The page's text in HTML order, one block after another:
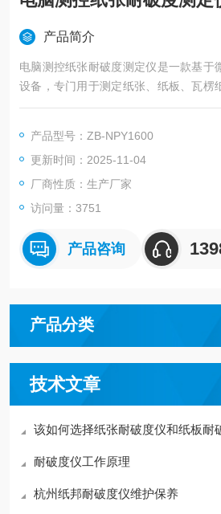
产品简介
电脑测控纸张耐破度测定仪是一款基于
设备，专门用于测定纸张、纸板、瓦楞
度，是造纸、包装、印刷等行业实现质
产品型号：ZB-NPY1600
更新时间：2025-11-04
厂商性质：生产厂家
访问量：3751
产品咨询
产品分类
技术文章
该如何选择纸张耐破度仪和纸板耐
耐破度仪工作原理
杭州纸邦耐破度仪维护保养